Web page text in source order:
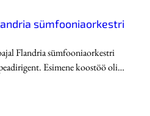
sümfooniaorkestri
Flandria sümfooniaorkestri
Esimene koostöö oli…